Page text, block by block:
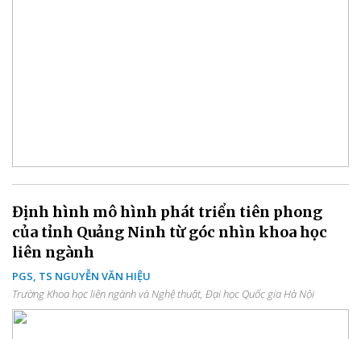
Định hình mô hình phát triển tiên phong
của tỉnh Quảng Ninh từ góc nhìn khoa học
liên ngành
PGS, TS NGUYỄN VĂN HIỆU
Trường Khoa học liên ngành và Nghệ thuật, Đại học Quốc gia Hà Nội